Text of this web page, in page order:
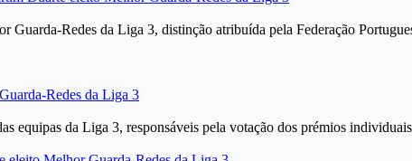
Guarda-Redes da Liga 3, distinção atribuída pela Federação
equipas da Liga 3, responsáveis pela votação dos prémios